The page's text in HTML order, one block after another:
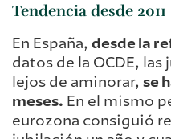
Tendencia desde 2011
En España, desde la
datos de la OCDE,
lejos de aminorar, se
meses. En el mismo
eurozona consiguió